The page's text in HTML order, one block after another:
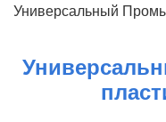
Универсальный